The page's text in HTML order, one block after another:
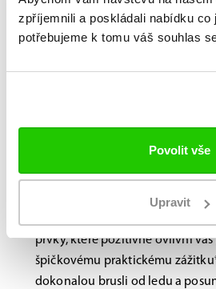
zpříjemnili a poskládali nabídku co
potřebujeme k tomu váš souhlas
Povolit vše
Upravit
Bauer FITLAB
Brusle na míru?
Navštivte nás
prodejně.
Laboratoř BAUER FitLab,
výkon, využívá novou,
skenování, která identifikuje
prvky, které pozitivně ovlivní
špičkovému praktickému
dokonalou brusli od ledu a